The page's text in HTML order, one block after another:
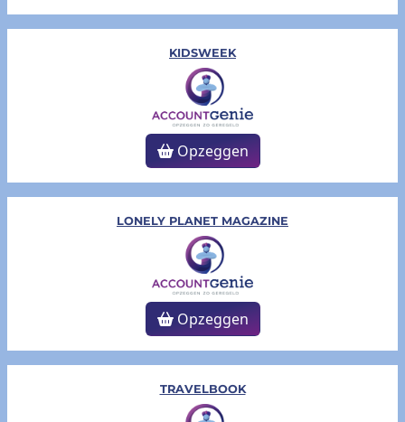
KIDSWEEK
Opzeggen
LONELY PLANET MAGAZINE
Opzeggen
TRAVELBOOK